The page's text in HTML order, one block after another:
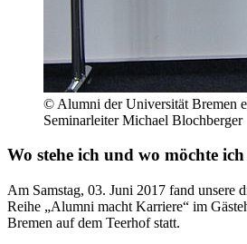
© Alumni der Universität Bremen
Seminarleiter Michael Blochberger
Wo stehe ich und wo möchte
Am Samstag, 03. Juni 2017 fand unsere
Reihe „Alumni macht Karriere“ im
Bremen auf dem Teerhof statt.